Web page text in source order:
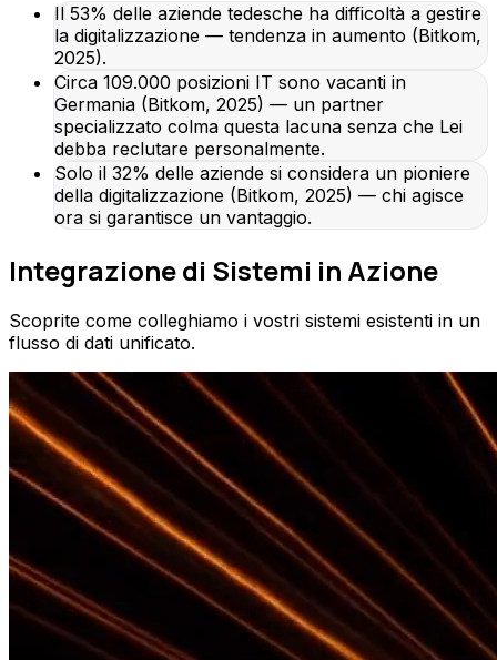
Il 53% delle aziende tedesche ha difficoltà a gestire
la digitalizzazione — tendenza in aumento (Bitkom,
2025).
Circa 109.000 posizioni IT sono vacanti in
Germania (Bitkom, 2025) — un partner
specializzato colma questa lacuna senza che Lei
debba reclutare personalmente.
Solo il 32% delle aziende si considera un pioniere
della digitalizzazione (Bitkom, 2025) — chi agisce
ora si garantisce un vantaggio.
Integrazione di Sistemi in Azione
Scoprite come colleghiamo i vostri sistemi esistenti in un
flusso di dati unificato.